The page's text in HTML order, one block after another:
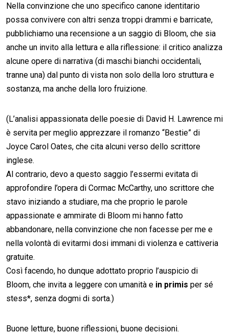
Nella convinzione che uno specifico canone identitario
possa convivere con altri senza troppi drammi e barricate,
pubblichiamo una recensione a un saggio di Bloom, che sia
anche un invito alla lettura e alla riflessione: il critico analizza
alcune opere di narrativa (di maschi bianchi occidentali,
tranne una) dal punto di vista non solo della loro struttura e
sostanza, ma anche della loro fruizione.
(L’analisi appassionata delle poesie di David H. Lawrence mi
è servita per meglio apprezzare il romanzo “Bestie” di
Joyce Carol Oates, che cita alcuni verso dello scrittore
inglese.
Al contrario, devo a questo saggio l’essermi evitata di
approfondire l’opera di Cormac McCarthy, uno scrittore che
stavo iniziando a studiare, ma che proprio le parole
appassionate e ammirate di Bloom mi hanno fatto
abbandonare, nella convinzione che non facesse per me e
nella volontà di evitarmi dosi immani di violenza e cattiveria
gratuite.
Così facendo, ho dunque adottato proprio l’auspicio di
Bloom, che invita a leggere con umanità e in primis per sé
stess*, senza dogmi di sorta.)
Buone letture, buone riflessioni, buone decisioni.